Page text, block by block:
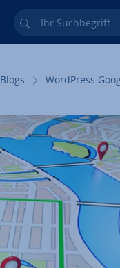
Ihr Such­be­griff
Blogs WordPress